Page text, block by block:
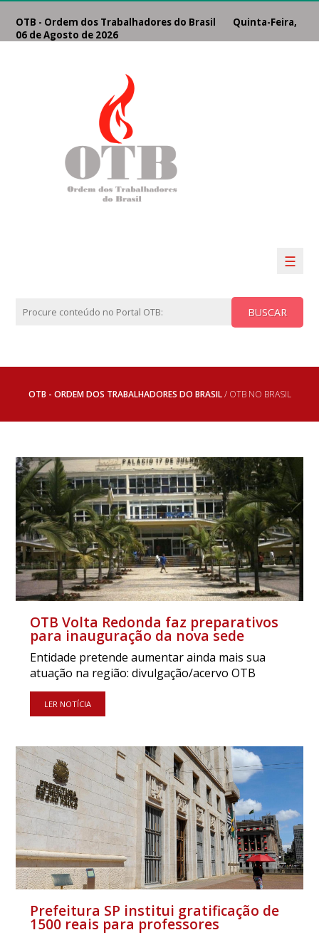
OTB - Ordem dos Trabalhadores do Brasil Quinta-Feira,
06 de Agosto de 2026
☰
BUSCAR
OTB - ORDEM DOS TRABALHADORES DO BRASIL/ OTB NO BRASIL
OTB Volta Redonda faz preparativos
para inauguração da nova sede
Entidade pretende aumentar ainda mais sua
atuação na região: divulgação/acervo OTB
LER NOTÍCIA
Prefeitura SP institui gratificação de
1500 reais para professores